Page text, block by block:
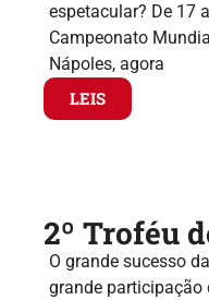
espetacular? De 17
Campeonato
Nápoles, agora
LEIS
2º Troféu
O grande sucesso
grande participação